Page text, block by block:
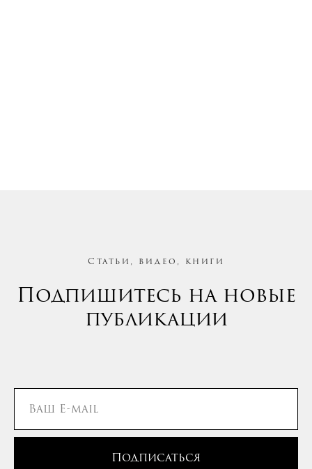
Статьи, видео, книги
Подпишитесь на новые
публикации
Подписаться